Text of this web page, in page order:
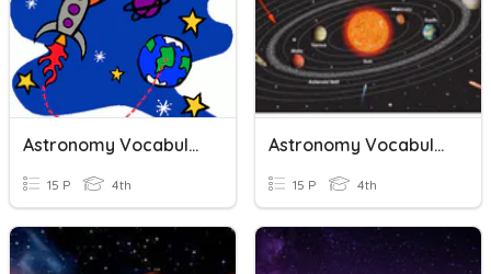
Astronomy Vocabulary
15 P 4th
Astronomy Vocabulary
15 P 4th